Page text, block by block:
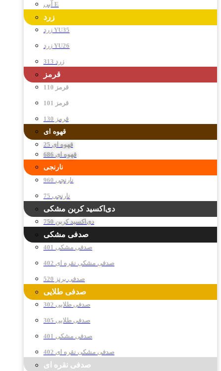
آبی E
زرد
زرد YU35
زرد YU26
زرد 313
قرمز
قرمز 110
قرمز 101
قرمز 130
قهوه ای
قهوه ای 25
قهوه ای 686
نارنجی
نارنجی 960
نارنجی 75
دی‌اکسید کربن مشکی
دی‌اکسید کربن 750
صدفی مشکی
صدفی مشکی 401
صدفی مشکی نقره ای 402
صدفی برنز 520
صدفی طلایی
صدفی طلایی 302
صدفی طلایی 305
صدفی مشکی 401
صدفی مشکی نقره ای 402
صدفی نقره ای